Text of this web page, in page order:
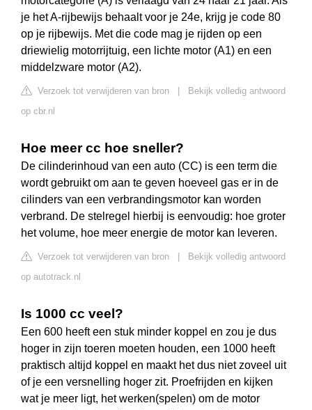
je het A-rijbewijs behaalt voor je 24e, krijg je code 80
op je rijbewijs. Met die code mag je rijden op een
driewielig motorrijtuig, een lichte motor (A1) en een
middelzware motor (A2).
Verzoek tot verwijderen van bron
Bekijk volledig antwoord
op cbr.nl
Hoe meer cc hoe sneller?
De cilinderinhoud van een auto (CC) is een term die
wordt gebruikt om aan te geven hoeveel gas er in de
cilinders van een verbrandingsmotor kan worden
verbrand. De stelregel hierbij is eenvoudig: hoe groter
het volume, hoe meer energie de motor kan leveren.
Verzoek tot verwijderen van bron
Bekijk volledig antwoord
op autotrack.nl
Is 1000 cc veel?
Een 600 heeft een stuk minder koppel en zou je dus
hoger in zijn toeren moeten houden, een 1000 heeft
praktisch altijd koppel en maakt het dus niet zoveel uit
of je een versnelling hoger zit. Proefrijden en kijken
wat je meer ligt, het werken(spelen) om de motor